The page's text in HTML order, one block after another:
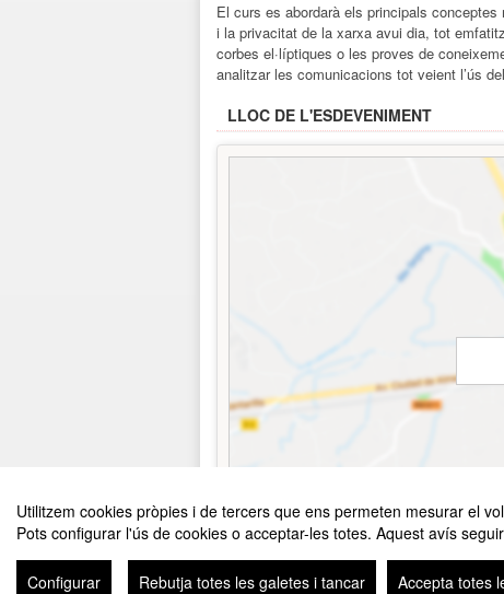
Utilitzem cookies pròpies i de tercers que ens permeten mesurar el
Pots configurar l'ús de cookies o acceptar-les totes. Aquest avís
Configurar Rebutja totes les galetes i tancar Accepta totes
El curs es abordarà els principals
i la privacitat de la xarxa avui dia, tot
corbes el·líptiques o les proves de
analitzar les comunicacions tot veient l’ús
LLOC DE L'ESDEVENIMENT